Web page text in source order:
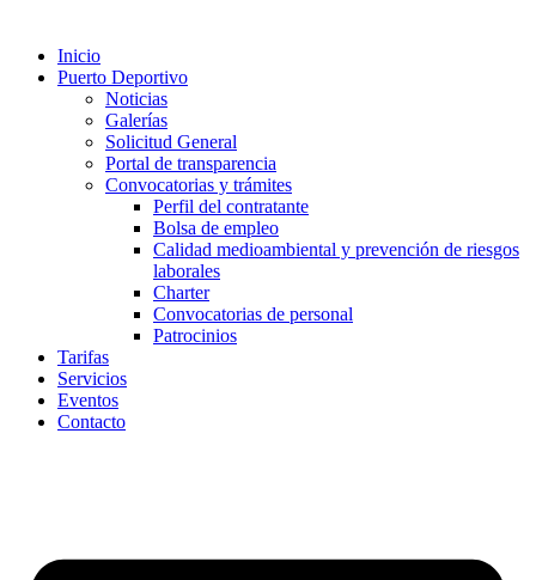
Inicio
Puerto Deportivo
Noticias
Galerías
Solicitud General
Portal de transparencia
Convocatorias y trámites
Perfil del contratante
Bolsa de empleo
Calidad medioambiental y prevención de riesgos
laborales
Charter
Convocatorias de personal
Patrocinios
Tarifas
Servicios
Eventos
Contacto